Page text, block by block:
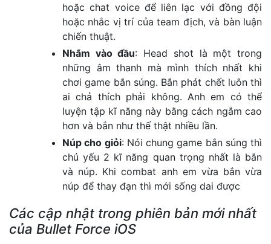
hoặc chat voice để liên lạc với đồng đội
hoặc nhắc vị trí của team địch, và bàn luận
chiến thuật.
Nhắm vào đầu: Head shot là một trong
những âm thanh mà mình thích nhất khi
chơi game bắn súng. Bắn phát chết luôn thì
ai chả thích phải không. Anh em có thể
luyện tập kĩ năng này bằng cách ngắm cao
hơn và bắn như thế thật nhiều lần.
Núp cho giỏi: Nói chung game bắn súng thì
chủ yếu 2 kĩ năng quan trọng nhất là bắn
và núp. Khi combat anh em vừa bắn vừa
núp để thay đạn thì mới sống dai được
Các cập nhật trong phiên bản mới nhất
của Bullet Force iOS